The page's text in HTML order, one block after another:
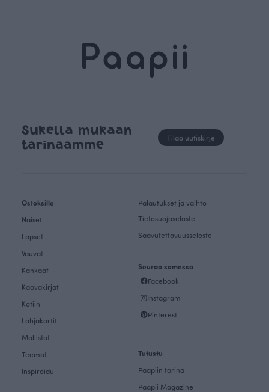
Sukella mukaan
tarinaamme
Tilaa uutiskirje
Ostoksille
Naiset
Lapset
Vauvat
Kankaat
Kaavakirjat
Kotiin
Lahjakortit
Mallistot
Teemat
Inspiroidu
Palautukset ja vaihto
Tietosuojaseloste
Saavutettavuusseloste
Seuraa somessa
Facebook
Instagram
Pinterest
Tutustu
Paapiin tarina
Paapii Magazine